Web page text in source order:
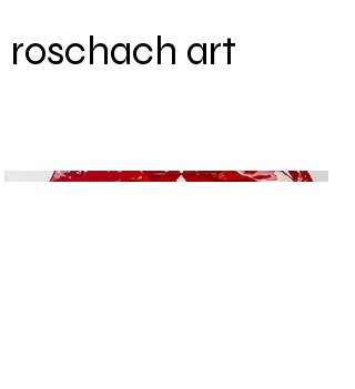
roschach art